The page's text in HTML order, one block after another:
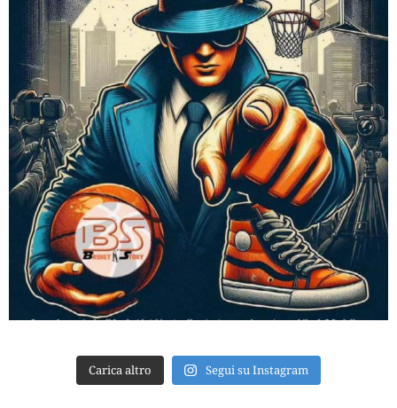
Carica altro Segui su Instagram